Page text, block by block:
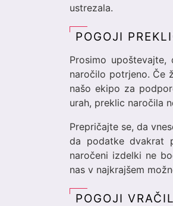
ustrezala.
POGOJI
Prosimo
naročilo potrjeno. Če
našo ekipo za
urah, preklic naročila
Prepričajte se, da
da podatke dvakrat
naročeni izdelki ne
nas v najkrajšem
POGOJI